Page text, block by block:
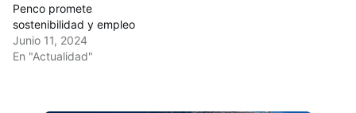
Penco promete
sostenibilidad y empleo
Junio 11, 2024
En "Actualidad"